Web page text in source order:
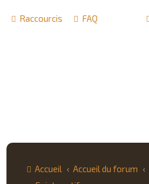
Raccourcis FAQ
Accueil Accueil du forum